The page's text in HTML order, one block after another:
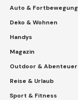
Auto & Fortbewegung
Deko & Wohnen
Handys
Magazin
Outdoor & Abenteuer
Reise & Urlaub
Sport & Fitness